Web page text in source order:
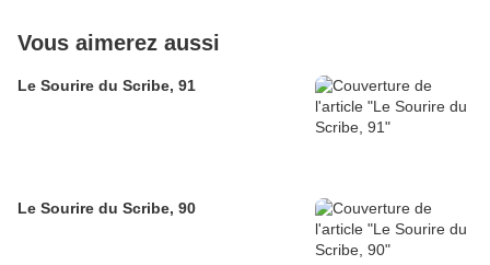
Vous aimerez aussi
Le Sourire du Scribe, 91
Le Sourire du Scribe, 90